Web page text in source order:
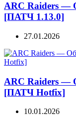
ARC Raiders —
[ПАТЧ 1.13.0]
27.01.2026
ARC Raiders —
[ПАТЧ Hotfix]
10.01.2026